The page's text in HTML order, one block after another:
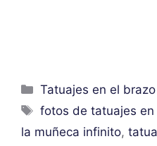
Categorías
Tatuajes en el brazo
Etiquetas
fotos de tatuajes en
la muñeca infinito,